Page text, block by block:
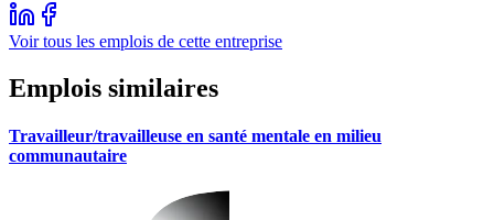
Voir tous les emplois de cette entreprise
Emplois similaires
Travailleur/travailleuse en santé mentale en milieu
communautaire